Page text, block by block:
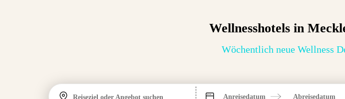
Wellnesshotels in
Wöchentlich neue Wellness
Reiseziel oder Angebot suchen Anreisedatum Abreisedatum